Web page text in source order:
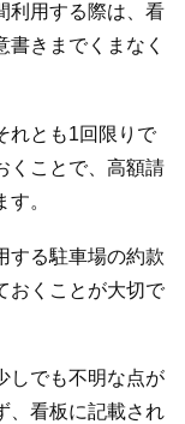
利用する際は、看
きまでくまなく
れとも1回限りで
くことで、高額請
。
する駐車場の約款
おくことが大切で
しでも不明な点が
、看板に記載され